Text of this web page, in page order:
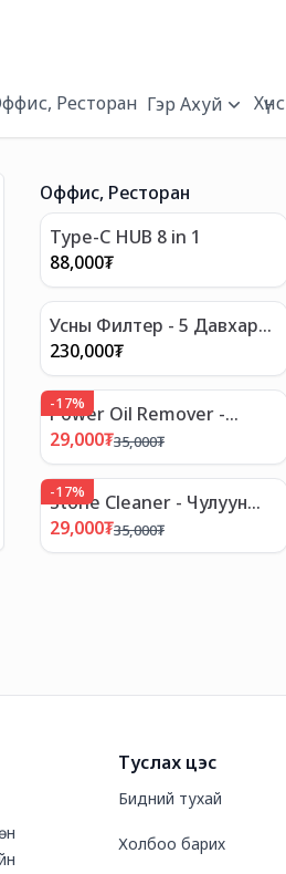
Ресторан Гэр Ахуй Хүнс
Оффис, Ресторан
Type-C HUB 8 in 1
88,000₮
Усны Филтер - 5 Давхар
Шүүлтүүртэй Систем
230,000₮
-17%
Power Oil Remover -
Өндөр чанартай тос
задлагч
29,000₮35,000₮
-17%
Stone Cleaner - Чулуун
Шал Цэвэрлэгч
Өтгөрүүлсэн Шингэн 3.8л
29,000₮35,000₮
Туслах цэс
Бидний тухай
Холбоо барих